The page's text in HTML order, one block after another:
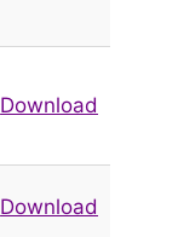
Download
Download